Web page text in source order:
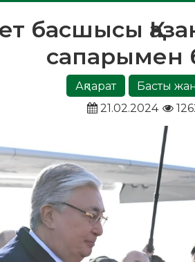
басшысы
сапарымен
Ақпарат
Басты
21.02.2024